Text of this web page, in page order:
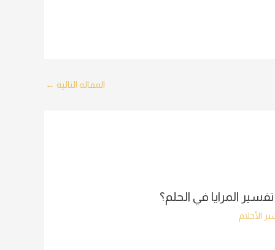
المقالة التالية ←
المرايا في الحلم؟
الأحلام